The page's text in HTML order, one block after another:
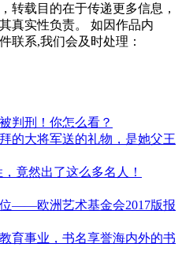
转载目的在于传递更多信息，
真实性负责。 如因作品内
联系,我们会及时处理：
判刑！你怎么看？
的大将军送的礼物，是她父王
竟然出了这么多名人！
——欧洲艺术基金会2017版报
育事业，书名享誉海内外的书